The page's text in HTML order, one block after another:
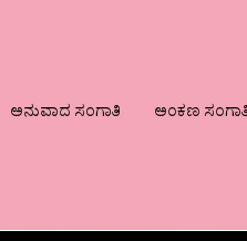
ಅನುವಾದ ಸಂಗಾತಿ ಅಂಕಣ